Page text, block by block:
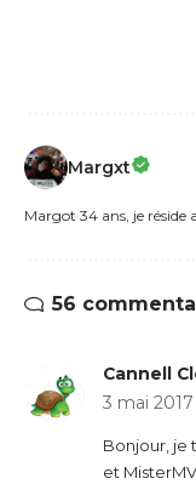
Margxt
Margot 34 ans, je réside
56
Cannell
3 mai
Bonjour, je
et